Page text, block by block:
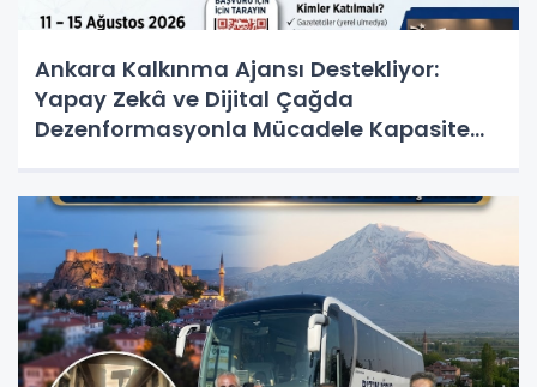
Ankara Kalkınma Ajansı Destekliyor:
Yapay Zekâ ve Dijital Çağda
Dezenformasyonla Mücadele Kapasite